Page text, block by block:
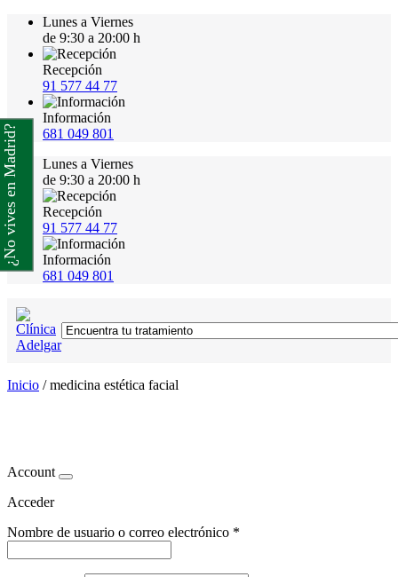
Lunes a Viernes
de 9:30 a 20:00 h
Recepción
91 577 44 77
Información
681 049 801
Lunes a Viernes
de 9:30 a 20:00 h
Recepción
91 577 44 77
Información
681 049 801
Inicio /medicina estética facial
Account
Acceder
Nombre de usuario o correo electrónico *
¿No vives en Madrid?